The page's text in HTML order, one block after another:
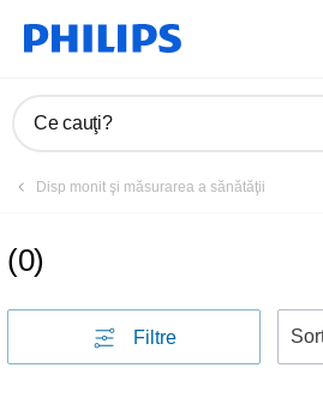
Ce cauţi?
Disp monit şi măsurarea a sănătăţii
(0)
Filtre